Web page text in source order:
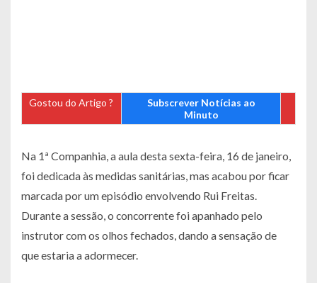
Gostou do Artigo ?
Subscrever Notícias ao
Minuto
Na 1ª Companhia, a aula desta sexta-feira, 16 de janeiro,
foi dedicada às medidas sanitárias, mas acabou por ficar
marcada por um episódio envolvendo Rui Freitas.
Durante a sessão, o concorrente foi apanhado pelo
instrutor com os olhos fechados, dando a sensação de
que estaria a adormecer.